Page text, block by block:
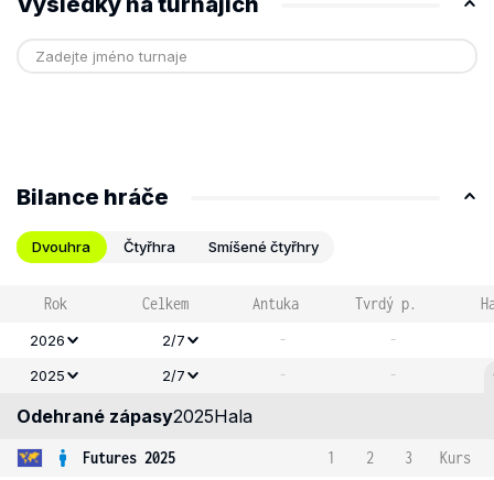
Bilance hráče
Dvouhra Čtyřhra Smíšené čtyřhry
Rok Celkem Antuka Tvrdý p.
2026 2/7 - -
2025 2/7 - -
Odehrané zápasy2025Hala
Futures 2025 1 2 3
Kurs